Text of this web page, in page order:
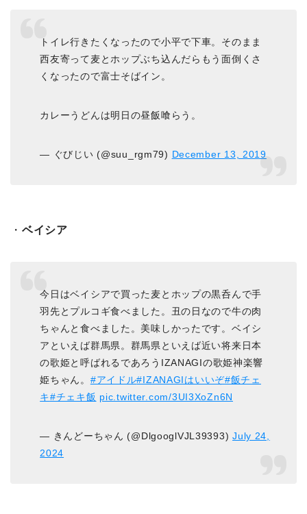
トイレ行きたくなったので小平で下車。そのまま
西友寄って麦とホップぶち込んだらもう面倒くさ
くなったので富士そばイン。
カレーうどんは明日の昼飯喰らう。
— ぐびじい (@suu_rgm79) December 13, 2019
・ ベイシア
今日はベイシアで買った麦とホップの黒呑んで手
羽先とプルコギ食べました。丑の日なので牛の肉
ちゃんと食べました。美味しかったです。ベイシ
アといえば群馬県。群馬県といえば近い将来日本
の歌姫と呼ばれるであろうIZANAGIの歌姫神楽響
姫ちゃん。 #アイドル#IZANAGIはいいぞ#飯チェ
キ#チェキ飯 pic.twitter.com/3UI3XoZn6N
— きんどーちゃん (@DlgooglVJL39393)July 24,
2024